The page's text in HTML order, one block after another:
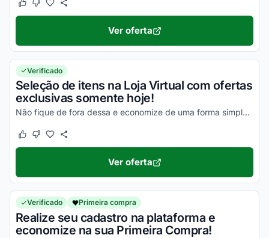
Este cupom funcionou
Este cupom não funcionou
Ver oferta
Verificado
Seleção de itens na Loja Virtual com ofertas
exclusivas somente hoje!
Não fique de fora dessa e economize de uma forma simples!
Este cupom funcionou
Este cupom não funcionou
Ver oferta
Verificado Primeira compra
Realize seu cadastro na plataforma e
economize na sua Primeira Compra!